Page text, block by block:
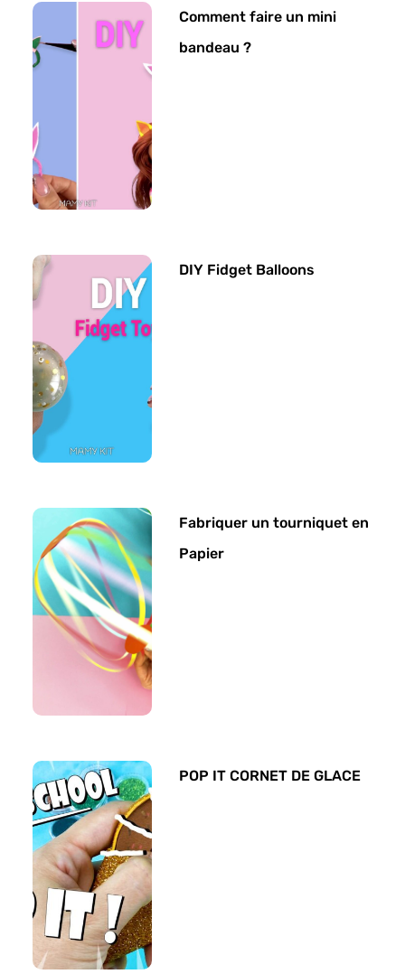
Comment faire un mini
bandeau ?
DIY Fidget Balloons
Fabriquer un tourniquet en
Papier
POP IT CORNET DE GLACE